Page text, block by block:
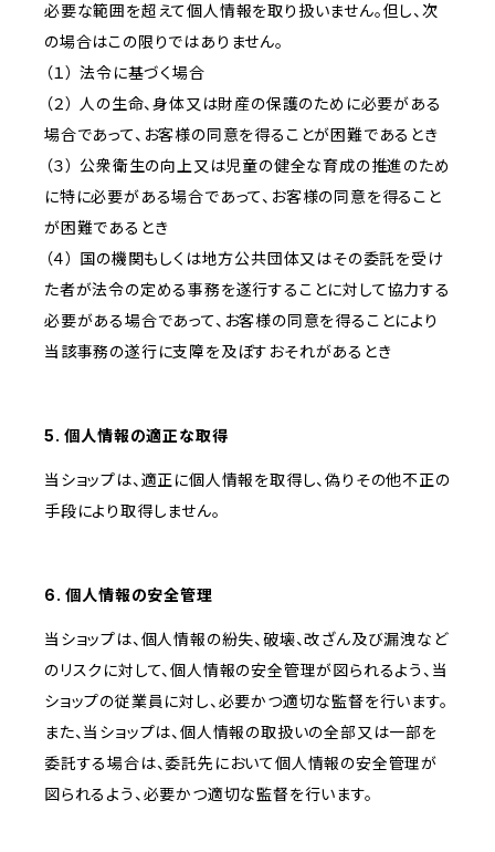
必要な範囲を超えて個人情報を取り扱いません。但し、次
の場合はこの限りではありません。
（１） 法令に基づく場合
（２） 人の生命、身体又は財産の保護のために必要がある
場合であって、お客様の同意を得ることが困難であるとき
（３） 公衆衛生の向上又は児童の健全な育成の推進のため
に特に必要がある場合であって、お客様の同意を得ること
が困難であるとき
（４） 国の機関もしくは地方公共団体又はその委託を受け
た者が法令の定める事務を遂行することに対して協力する
必要がある場合であって、お客様の同意を得ることにより
当該事務の遂行に支障を及ぼすおそれがあるとき
5. 個人情報の適正な取得
当ショップは、適正に個人情報を取得し、偽りその他不正の
手段により取得しません。
6. 個人情報の安全管理
当ショップは、個人情報の紛失、破壊、改ざん及び漏洩など
のリスクに対して、個人情報の安全管理が図られるよう、当
ショップの従業員に対し、必要かつ適切な監督を行います。
また、当ショップは、個人情報の取扱いの全部又は一部を
委託する場合は、委託先において個人情報の安全管理が
図られるよう、必要かつ適切な監督を行います。